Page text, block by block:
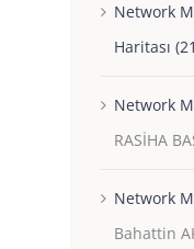
Network
Haritası
Network
RASİHA
Network
Bahattin